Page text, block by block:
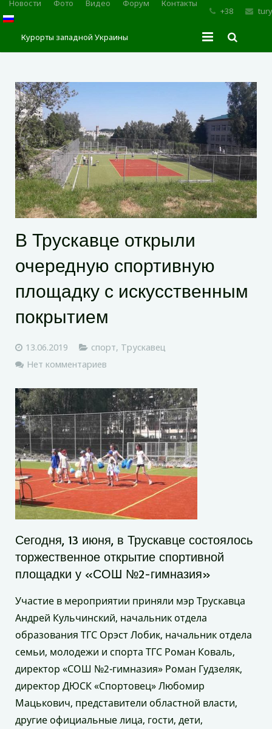
Новости Фото Видео Форум Контакты
+38
Курорты западной Украины
Трускавец
Сходница
Моршин
Карпаты
В Трускавце открыли
очередную спортивную
площадку с искусственным
покрытием
13.06.2019 спорт, Трускавец
Нет комментариев
Сегодня, 13 июня, в Трускавце состоялось
торжественное открытие спортивной
площадки у «СОШ №2-гимназия»
Участие в мероприятии приняли мэр Трускавца
Андрей Кульчинский, начальник отдела
образования ТГС Орэст Лобик, начальник отдела
семьи, молодежи и спорта ТГС Роман Коваль,
директор «СОШ №2-гимназия» Роман Гудзеляк,
директор ДЮСК «Спортовец» Любомир
Мацькович, представители областной власти,
другие официальные лица, гости, дети,